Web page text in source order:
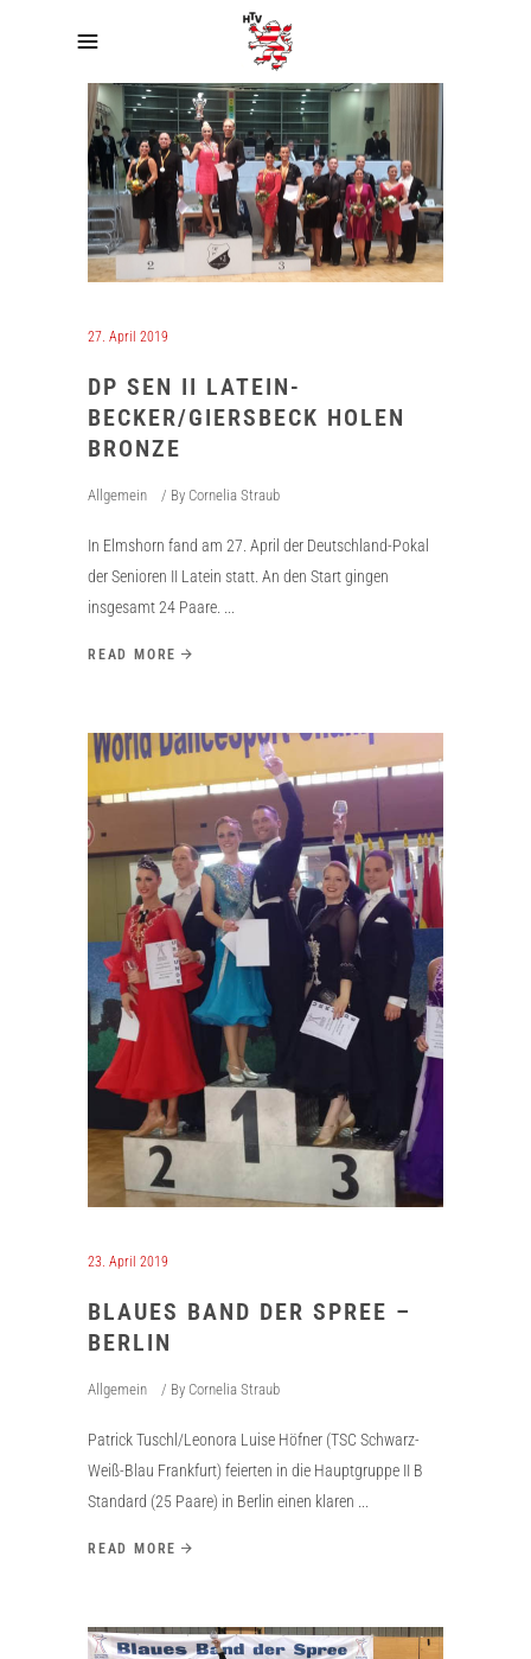
27. April 2019
DP SEN II LATEIN-
BECKER/GIERSBECK HOLEN
BRONZE
Allgemein By Cornelia Straub
In Elmshorn fand am 27. April der Deutschland-Pokal
der Senioren II Latein statt. An den Start gingen
insgesamt 24 Paare.
READ MORE
23. April 2019
BLAUES BAND DER SPREE –
BERLIN
Allgemein By Cornelia Straub
Patrick Tuschl/Leonora Luise Höfner (TSC Schwarz-
Weiß-Blau Frankfurt) feierten in die Hauptgruppe II B
Standard (25 Paare) in Berlin einen klaren
READ MORE